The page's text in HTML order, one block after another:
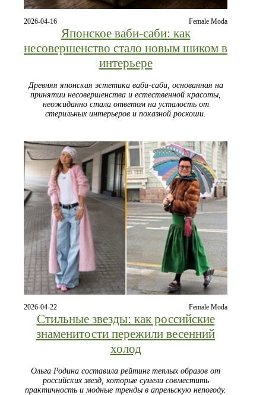
2026-04-16 Female Moda
Японское ваби-саби: как
несовершенство стало новым шиком в
интерьере
Древняя японская эстетика ваби-саби, основанная на
принятии несовершенства и естественной красоты,
неожиданно стала ответом на усталость от
стерильных интерьеров и показной роскоши.
2026-04-22 Female Moda
Стильные звезды: как российские
знаменитости пережили весенний
холод
Ольга Родина составила рейтинг теплых образов от
российских звезд, которые сумели совместить
практичность и модные тренды в апрельскую непогоду.